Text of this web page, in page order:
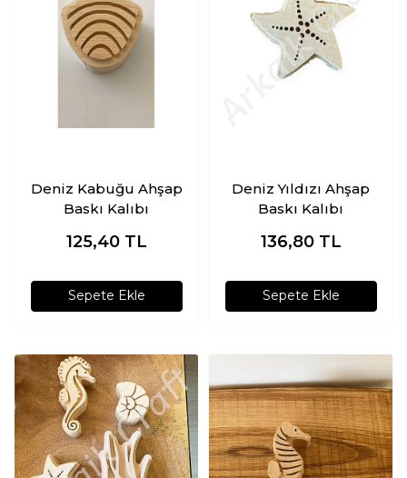
Deniz Kabuğu Ahşap
Baskı Kalıbı
125,40 TL
Sepete Ekle
Deniz Yıldızı Ahşap
Baskı Kalıbı
136,80 TL
Sepete Ekle